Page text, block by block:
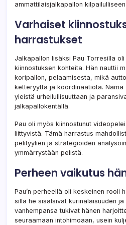
ammattilaisjalkapallon
Varhaiset
harrastukset
Jalkapallon lisäksi Pau Torresilla
kiinnostuksen kohteita. Hän nauttii
koripallon, pelaamisesta, mikä
ketteryyttä ja koordinaatiota.
yleistä urheilullisuuttaan ja
jalkapallokentällä.
Pau oli myös kiinnostunut
liittyvistä. Tämä harrastus
pelityylien ja strategioiden
ymmärrystään pelistä.
Perheen vaikutus
Pau’n perheellä oli keskeinen rooli
sillä he sisälsivät kurinalaisuuden
vanhempansa tukivat hänen
seuraamaan intohimoaan, usein